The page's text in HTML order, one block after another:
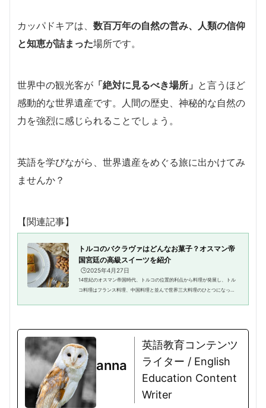
カッパドキアは、 数百万年の自然の営み、人類の信仰
と知恵が詰まった場所です。
世界中の観光客が 「絶対に見るべき場所」 と言うほど
感動的な世界遺産です。人間の歴史、神秘的な自然の
力を強烈に感じられることでしょう。
英語を学びながら、世界遺産をめぐる旅に出かけてみ
ませんか？
【関連記事】
トルコのバクラヴァはどんなお菓子？オスマン帝
国宮廷の高級スイーツを紹介
🕒️2025年4月27日
14世紀のオスマン帝国時代、トルコの位置的利点から料理が発展し、トル
コ料理はフランス料理、中国料理と並んで世界三大料理のひとつになった
anna
英語教育コンテンツ
ライター / English
Education Content
Writer